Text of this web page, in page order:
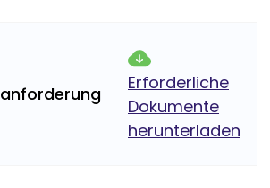
Erforderliche
Dokumente
herunterladen